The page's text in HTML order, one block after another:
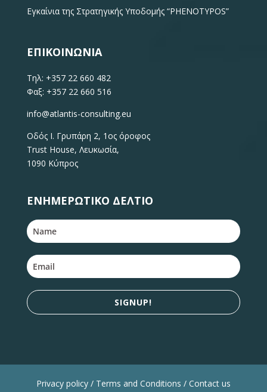
Εγκαίνια της Στρατηγικής Υποδομής “PHENOTYPOS”
ΕΠΙΚΟΙΝΩΝΊΑ
Τηλ: +357 22 660 482
Φαξ: +357 22 660 516
info@atlantis-consulting.eu
Οδός Ι. Γρυπάρη 2, 1ος όροφος
Trust House, Λευκωσία,
1090 Κύπρος
ΕΝΗΜΕΡΩΤΙΚΌ ΔΕΛΤΊΟ
SIGNUP!
Privacy policy / Terms and Conditions / Contact us